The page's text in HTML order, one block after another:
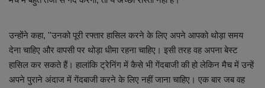
उन्होंने कहा, ''उनको पूरी रफ्तार हासिल करने के लिए अपने आपको थोड़ा समय
देना चाहिए और वापसी पर थोड़ा धीमा रहना चाहिए। इसी तरह वह अपना बेस्ट
हासिल कर सकते हैं। हालांकि ट्रेनिंग में कैसे भी गेंदबाजी की हो लेकिन मैच में उन्हें
अपने पुराने अंदाज में गेंदबाजी करने के लिए नहीं जाना चाहिए। एक बार जब वह